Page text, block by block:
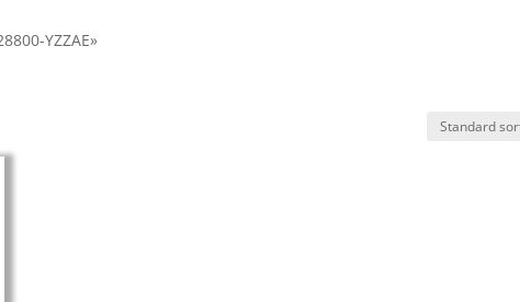
YZZAE»